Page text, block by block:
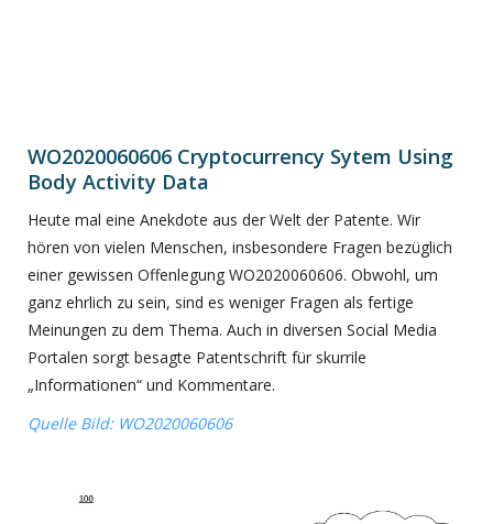
WO2020060606 Cryptocurrency Sytem Using
Body Activity Data
Heute mal eine Anekdote aus der Welt der Patente. Wir
hören von vielen Menschen, insbesondere Fragen bezüglich
einer gewissen Offenlegung WO2020060606. Obwohl, um
ganz ehrlich zu sein, sind es weniger Fragen als fertige
Meinungen zu dem Thema. Auch in diversen Social Media
Portalen sorgt besagte Patentschrift für skurrile
„Informationen“ und Kommentare.
Quelle Bild: WO2020060606